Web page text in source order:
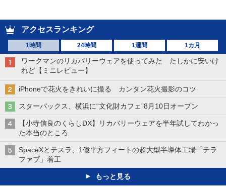
アクセスランキング
1時間 24時間 1週間 1カ月
ワークマンのリカバリーウェアを使ってみた たしかに安いけ
れど【ミニレビュー】
iPhoneで花火をきれいに撮る カンタン花火撮影のコツ
スターバックス、横浜に“文化財カフェ”8月10日オープン
【小寺信良のくらしDX】リカバリーウェアを半年試してわかっ
た本当のところ
SpaceXとテスラ、1億平方フィートの超大型半導体工場「テラ
ファブ」着工
もっと見る